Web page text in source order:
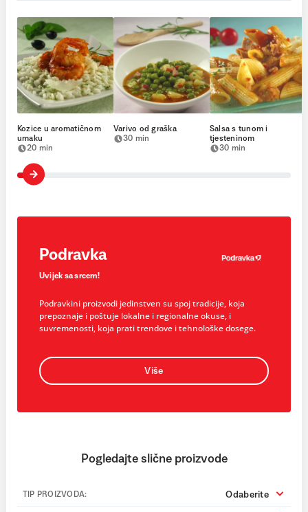
Kozice u aromatičnom
umaku
20 min
Varivo od graška
30 min
Salsa s tunom i
tjesteninom
30 min
Podravka
Uvijek sa srcem!
Podravkini proizvodi jedinstven su spoj tradicije, koja
prepoznaje i poštuje lokalne i regionalne okuse, i
suvremenosti, koja prati trendove i tehnološke dosege.
Više
Pogledajte slične proizvode
TIP PROIZVODA: Odaberite